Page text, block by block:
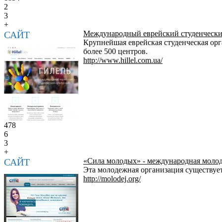
2
3
+
САЙТ
Международный еврейский
Крупнейшая еврейская студенческая
более 500 центров.
http://www.hillel.com.ua/
478
6
3
+
САЙТ
«Сила молодых» - международная
Эта молодежная организация
http://molodej.org/